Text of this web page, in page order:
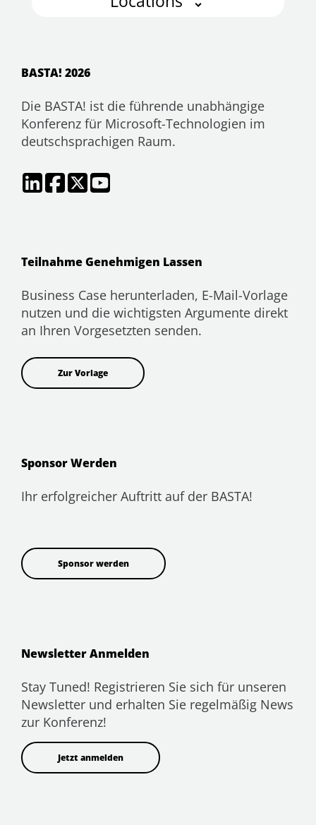
BASTA! 2026
Die BASTA! ist die führende unabhängige
Konferenz für Microsoft-Technologien im
deutschsprachigen Raum.
Teilnahme Genehmigen Lassen
Business Case herunterladen, E-Mail-Vorlage
nutzen und die wichtigsten Argumente direkt
an Ihren Vorgesetzten senden.
Zur Vorlage
Sponsor Werden
Ihr erfolgreicher Auftritt auf der BASTA!
Sponsor werden
Newsletter Anmelden
Stay Tuned! Registrieren Sie sich für unseren
Newsletter und erhalten Sie regelmäßig News
zur Konferenz!
Jetzt anmelden